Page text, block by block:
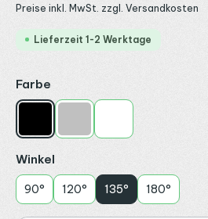
Preise inkl. MwSt. zzgl. Versandkosten
Lieferzeit 1-2 Werktage
Farbe
Winkel
90° 120° 135° 180°